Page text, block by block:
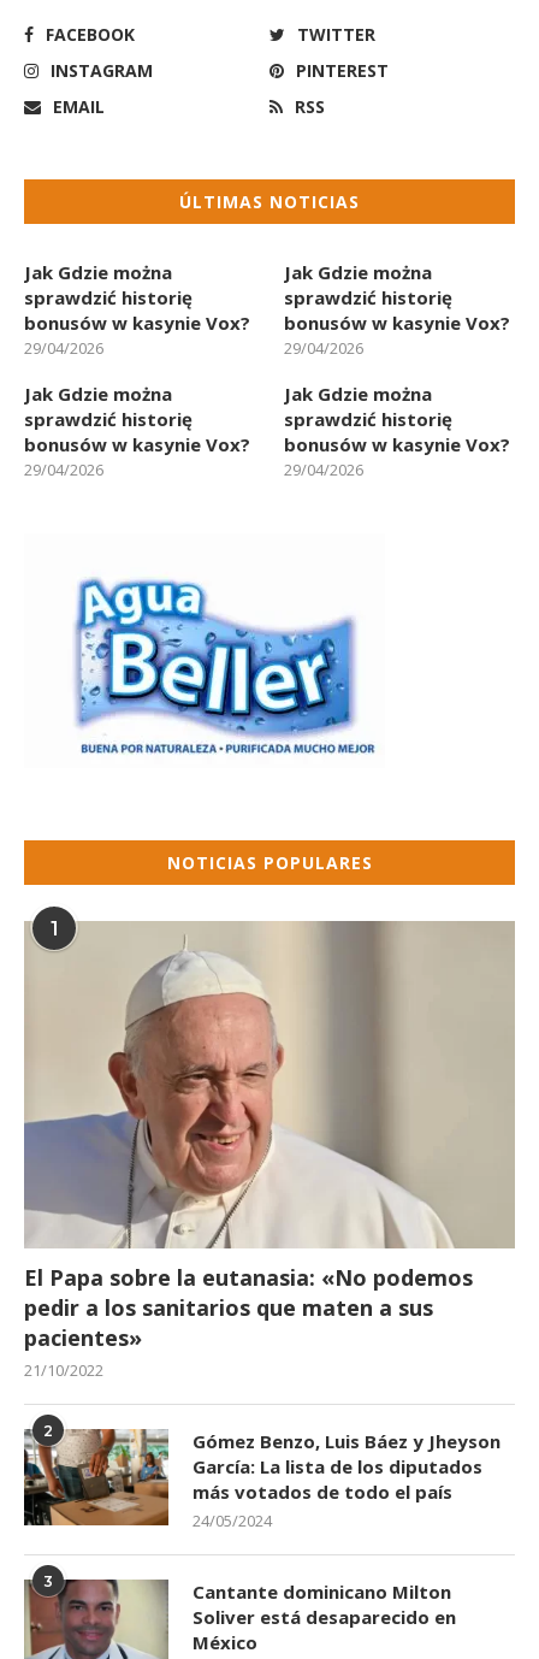
FACEBOOK
TWITTER
INSTAGRAM
PINTEREST
EMAIL
RSS
ÚLTIMAS NOTICIAS
Jak Gdzie można
sprawdzić historię
bonusów w kasynie Vox?
29/04/2026
Jak Gdzie można
sprawdzić historię
bonusów w kasynie Vox?
29/04/2026
Jak Gdzie można
sprawdzić historię
bonusów w kasynie Vox?
29/04/2026
Jak Gdzie można
sprawdzić historię
bonusów w kasynie Vox?
29/04/2026
NOTICIAS POPULARES
1
El Papa sobre la eutanasia: «No podemos
pedir a los sanitarios que maten a sus
pacientes»
21/10/2022
2
Gómez Benzo, Luis Báez y Jheyson
García: La lista de los diputados
más votados de todo el país
24/05/2024
3
Cantante dominicano Milton
Soliver está desaparecido en
México